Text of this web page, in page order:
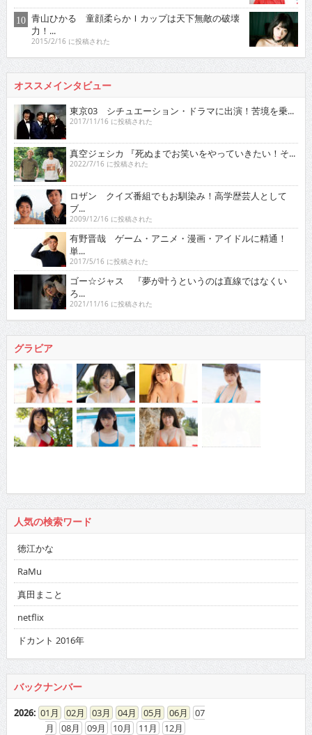
青山ひかる 童顔柔らかＩカップは天下無敵の破壊
力！...
2015/2/16 に投稿された
オススメインタビュー
東京03 シチュエーション・ドラマに出演！苦境を乗...
2017/11/16 に投稿された
真空ジェシカ 『死ぬまでお笑いをやっていきたい！そ...
2022/7/16 に投稿された
ロザン クイズ番組でもお馴染み！高学歴芸人として
ブ...
2009/12/16 に投稿された
有野晋哉 ゲーム・アニメ・漫画・アイドルに精通！
単...
2017/5/16 に投稿された
ゴー☆ジャス 『夢が叶うというのは直線ではなくい
ろ...
2021/11/16 に投稿された
グラビア
人気の検索ワード
徳江かな
RaMu
真田まこと
netflix
ドカント 2016年
バックナンバー
2026: 01 02 03 04 05 06
07
08
09 10 11 12